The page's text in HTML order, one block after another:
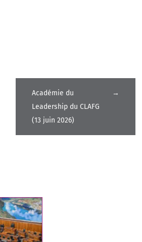
Académie du
Leadership du CLAFG
(13 juin 2026)
→